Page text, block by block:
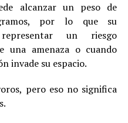
alcanzar un peso de
por lo que su
un riesgo
una amenaza o cuando
invade su espacio.
pero eso no significa